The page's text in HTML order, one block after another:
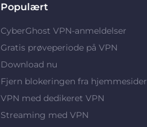
Populært
CyberGhost VPN-anmeldelser
Gratis prøveperiode på VPN
Download nu
Fjern blokeringen fra hjemmesider
VPN med dedikeret VPN
Streaming med VPN